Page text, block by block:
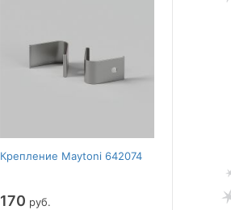
Крепление Maytoni 642074
170 руб.